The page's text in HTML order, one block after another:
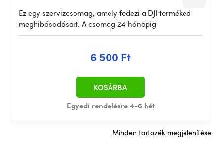
Ez egy szervizcsomag, amely fedezi a DJI terméked
meghibásodásait. A csomag 24 hónapig
6 500 Ft
Egyedi rendelésre 4-6 hét
KOSÁRBA
Minden tartozék megjelenítése